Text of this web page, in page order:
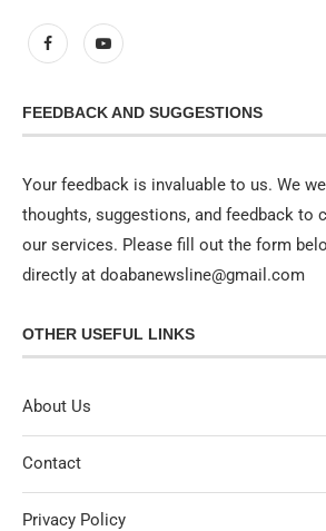
FEEDBACK AND SUGGESTIONS
Your feedback is invaluable to us. We
thoughts, suggestions, and feedback to
our services. Please fill out the form
directly at doabanewsline@gmail.com
OTHER USEFUL LINKS
About Us
Contact
Privacy Policy